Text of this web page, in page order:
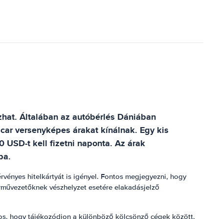
Általában az autóbérlés Dániában
versenyképes árakat kínálnak. Egy kis
USD-t kell fizetni naponta. Az árak
hitelkártyát is igényel. Fontos megjegyezni, hogy
vészhelyzet esetére elakadásjelző
hogy tájékozódjon a különböző kölcsönző cégek között,